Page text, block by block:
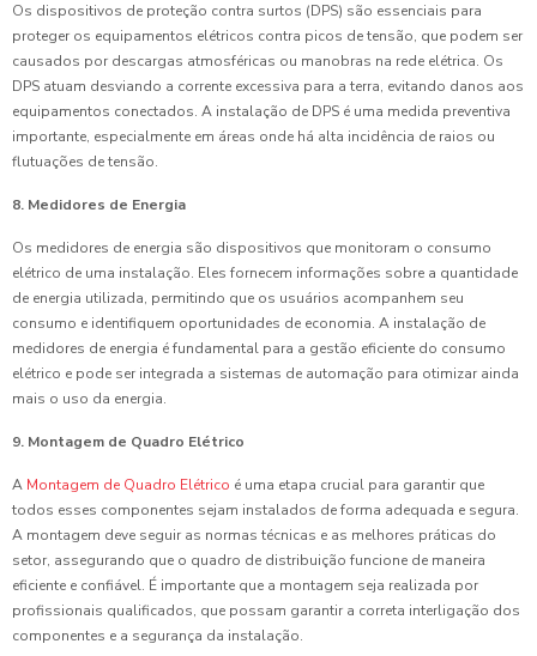
Os dispositivos de proteção contra surtos (DPS) são essenciais para
proteger os equipamentos elétricos contra picos de tensão, que podem ser
causados por descargas atmosféricas ou manobras na rede elétrica. Os
DPS atuam desviando a corrente excessiva para a terra, evitando danos aos
equipamentos conectados. A instalação de DPS é uma medida preventiva
importante, especialmente em áreas onde há alta incidência de raios ou
flutuações de tensão.
8. Medidores de Energia
Os medidores de energia são dispositivos que monitoram o consumo
elétrico de uma instalação. Eles fornecem informações sobre a quantidade
de energia utilizada, permitindo que os usuários acompanhem seu
consumo e identifiquem oportunidades de economia. A instalação de
medidores de energia é fundamental para a gestão eficiente do consumo
elétrico e pode ser integrada a sistemas de automação para otimizar ainda
mais o uso da energia.
9. Montagem de Quadro Elétrico
A Montagem de Quadro Elétrico é uma etapa crucial para garantir que
todos esses componentes sejam instalados de forma adequada e segura.
A montagem deve seguir as normas técnicas e as melhores práticas do
setor, assegurando que o quadro de distribuição funcione de maneira
eficiente e confiável. É importante que a montagem seja realizada por
profissionais qualificados, que possam garantir a correta interligação dos
componentes e a segurança da instalação.